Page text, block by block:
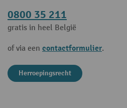
0800 35 211
gratis in heel België
of via een contactformulier.
Herroepingsrecht